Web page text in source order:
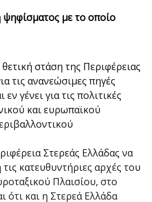
με το οποίο
στάση της Περιφέρειας
τις ανανεώσιμες πηγές
γένει για τις πολιτικές
και ευρωπαϊκού
Στερεάς Ελλάδας να
κατευθυντήριες αρχές του
Πλαισίου, στο
ότι και η Στερεά Ελλάδα